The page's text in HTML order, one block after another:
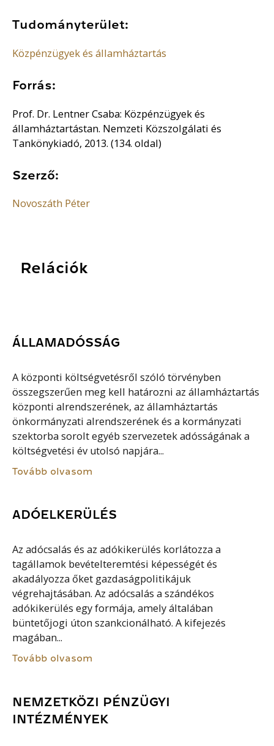
Tudományterület:
Közpénzügyek és államháztartás
Forrás:
Prof. Dr. Lentner Csaba: Közpénzügyek és
államháztartástan. Nemzeti Közszolgálati és
Tankönykiadó, 2013. (134. oldal)
Szerző:
Novoszáth Péter
Relációk
ÁLLAMADÓSSÁG
A központi költségvetésről szóló törvényben
összegszerűen meg kell határozni az államháztartás
központi alrendszerének, az államháztartás
önkormányzati alrendszerének és a kormányzati
szektorba sorolt egyéb szervezetek adósságának a
költségvetési év utolsó napjára...
Tovább olvasom
ADÓELKERÜLÉS
Az adócsalás és az adókikerülés korlátozza a
tagállamok bevételteremtési képességét és
akadályozza őket gazdaságpolitikájuk
végrehajtásában. Az adócsalás a szándékos
adókikerülés egy formája, amely általában
büntetőjogi úton szankcionálható. A kifejezés
magában...
Tovább olvasom
NEMZETKÖZI PÉNZÜGYI
INTÉZMÉNYEK